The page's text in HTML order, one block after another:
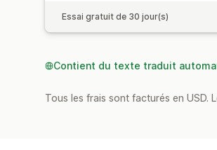
Essai gratuit de 30 jour(s)
Contient du texte traduit
Tous les frais sont facturés en USD.